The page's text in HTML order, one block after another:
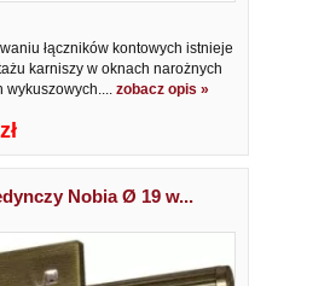
łączników kontowych istnieje
karniszy w oknach narożnych
wykuszowych.... zobacz opis »
Nobia Ø 19 w...